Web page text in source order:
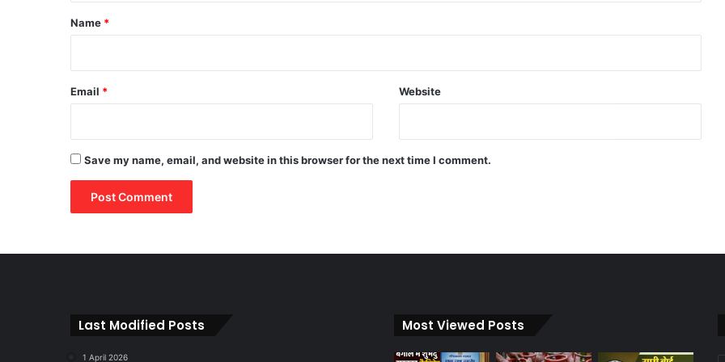
*
Name *
Email * Website
Save my name, email, and website in this browser for the next time I comment.
Last Modified Posts
1 April 2026
Most Viewed Posts